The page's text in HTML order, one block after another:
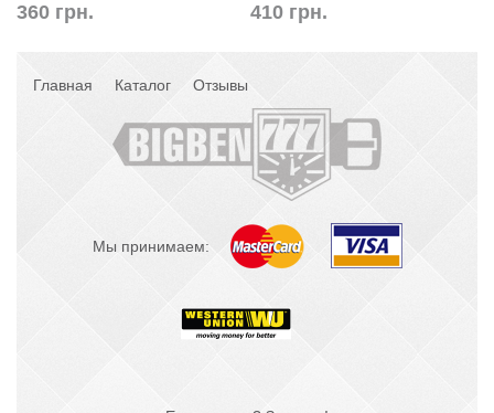
360 грн. 410 грн.
Главная Каталог Отзывы
Мы принимаем: